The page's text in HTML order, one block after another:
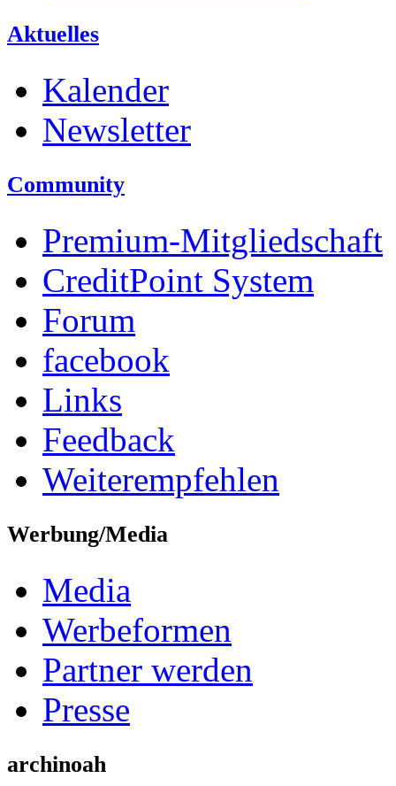
Aktuelles
Kalender
Newsletter
Community
Premium-Mitgliedschaft
CreditPoint System
Forum
facebook
Links
Feedback
Weiterempfehlen
Werbung/Media
Media
Werbeformen
Partner werden
Presse
archinoah